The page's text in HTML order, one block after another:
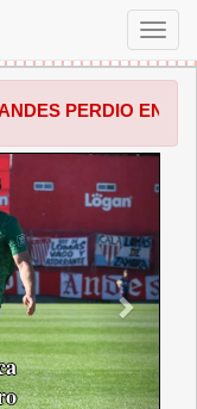
SALTA POR 1 A